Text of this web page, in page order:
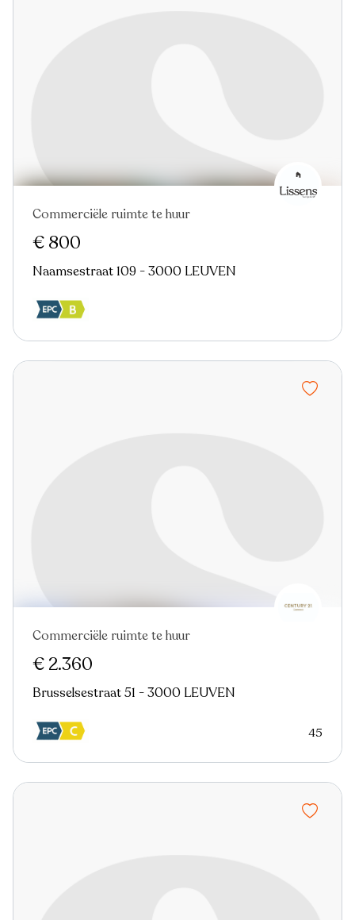
Commerciële ruimte te huur
€ 800
Naamsestraat 109 - 3000 LEUVEN
Commerciële ruimte te huur
€ 2.360
Brusselsestraat 51 - 3000 LEUVEN
45